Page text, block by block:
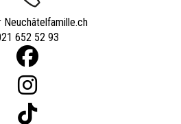
Neuchâtelfamille.ch
652 52 93